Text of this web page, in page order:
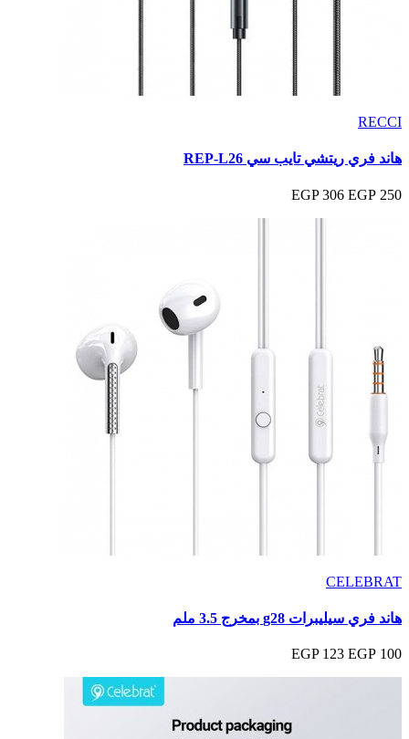
RECCI
هاند فري ريتشي تايب سي REP-L26
250 EGP
306 EGP
CELEBRAT
هاند فري سيليبرات g28 بمخرج 3.5 ملم
100 EGP
123 EGP